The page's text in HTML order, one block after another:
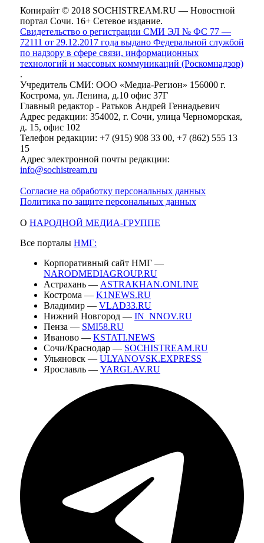
Копирайт © 2018 SOCHISTREAM.RU — Новостной
портал Сочи. 16+ Сетевое издание.
Свидетельство о регистрации СМИ ЭЛ № ФС 77 —
72111 от 29.12.2017 года выдано Федеральной службой
по надзору в сфере связи, информационных
технологий и массовых коммуникаций (Роскомнадзор)
.
Учредитель СМИ: ООО «Медиа-Регион» 156000 г.
Кострома, ул. Ленина, д.10 офис 37Г
Главный редактор - Ратьков Андрей Геннадьевич
Адрес редакции: 354002, г. Сочи, улица Черноморская,
д. 15, офис 102
Телефон редакции: +7 (915) 908 33 00, +7 (862) 555 13
15
Адрес электронной почты редакции:
info@sochistream.ru
Согласие на обработку персональных данных
Политика по защите персональных данных
О НАРОДНОЙ МЕДИА-ГРУППЕ
Все порталы НМГ:
Корпоративный сайт НМГ —
NARODMEDIAGROUP.RU
Астрахань — ASTRAKHAN.ONLINE
Кострома — K1NEWS.RU
Владимир — VLAD33.RU
Нижний Новгород — IN_NNOV.RU
Пенза — SMI58.RU
Иваново — KSTATI.NEWS
Сочи/Краснодар — SOCHISTREAM.RU
Ульяновск — ULYANOVSK.EXPRESS
Ярославль — YARGLAV.RU